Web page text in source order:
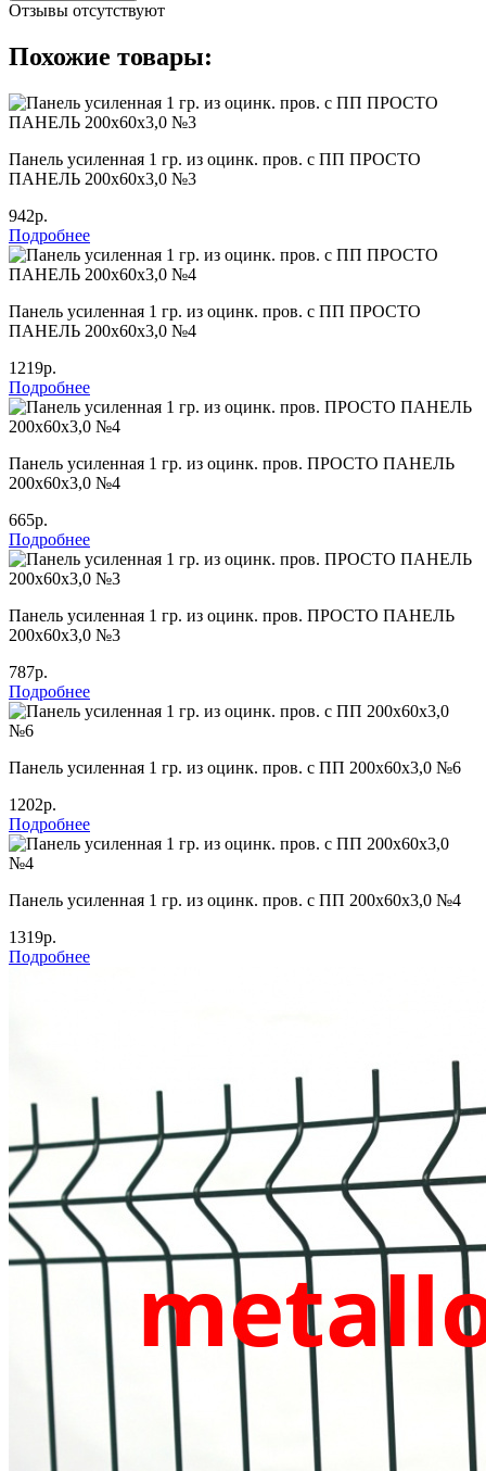
Отзывы отсутствуют
Похожие товары:
Панель усиленная 1 гр. из оцинк. пров. с ПП ПРОСТО
ПАНЕЛЬ 200х60х3,0 №3
942р.
Подробнее
Панель усиленная 1 гр. из оцинк. пров. с ПП ПРОСТО
ПАНЕЛЬ 200х60х3,0 №4
1219р.
Подробнее
Панель усиленная 1 гр. из оцинк. пров. ПРОСТО ПАНЕЛЬ
200х60х3,0 №4
665р.
Подробнее
Панель усиленная 1 гр. из оцинк. пров. ПРОСТО ПАНЕЛЬ
200х60х3,0 №3
787р.
Подробнее
Панель усиленная 1 гр. из оцинк. пров. с ПП 200х60х3,0 №6
1202р.
Подробнее
Панель усиленная 1 гр. из оцинк. пров. с ПП 200х60х3,0 №4
1319р.
Подробнее